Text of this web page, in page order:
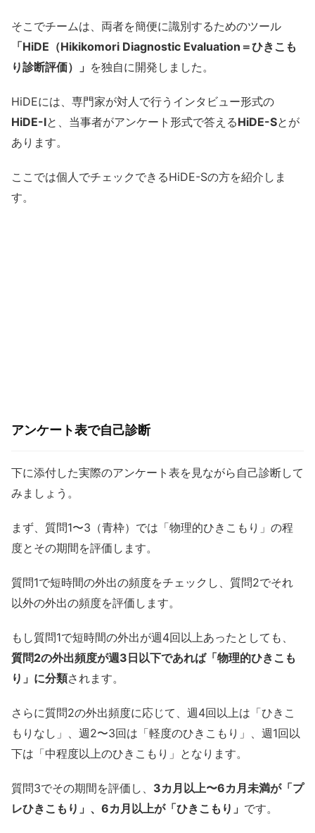
そこでチームは、両者を簡便に識別するためのツール
「HiDE（Hikikomori Diagnostic Evaluation＝ひきこも
り診断評価）」 を独自に開発しました。
HiDEには、専門家が対人で行うインタビュー形式の
HiDE-Iと、当事者がアンケート形式で答えるHiDE-Sとが
あります。
ここでは個人でチェックできるHiDE-Sの方を紹介しま
す。
アンケート表で自己診断
下に添付した実際のアンケート表を見ながら自己診断して
みましょう。
まず、質問1〜3（青枠）では「物理的ひきこもり」の程
度とその期間を評価します。
質問1で短時間の外出の頻度をチェックし、質問2でそれ
以外の外出の頻度を評価します。
もし質問1で短時間の外出が週4回以上あったとしても、
質問2の外出頻度が週3日以下であれば「物理的ひきこも
り」に分類されます。
さらに質問2の外出頻度に応じて、週4回以上は「ひきこ
もりなし」、週2〜3回は「軽度のひきこもり」、週1回以
下は「中程度以上のひきこもり」となります。
質問3でその期間を評価し、 3カ月以上〜6カ月未満が「プ
レひきこもり」、6カ月以上が「ひきこもり」 です。